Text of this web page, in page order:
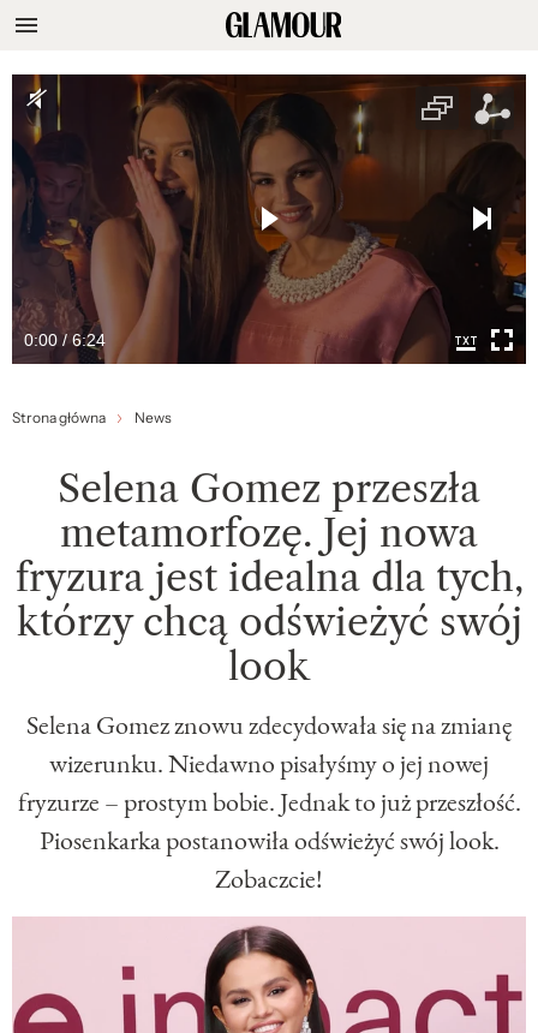
0:00 / 6:24
Strona główna News
Selena Gomez przeszła
metamorfozę. Jej nowa
fryzura jest idealna dla tych,
którzy chcą odświeżyć swój
look
Selena Gomez znowu zdecydowała się na zmianę
wizerunku. Niedawno pisałyśmy o jej nowej
fryzurze – prostym bobie. Jednak to już przeszłość.
Piosenkarka postanowiła odświeżyć swój look.
Zobaczcie!